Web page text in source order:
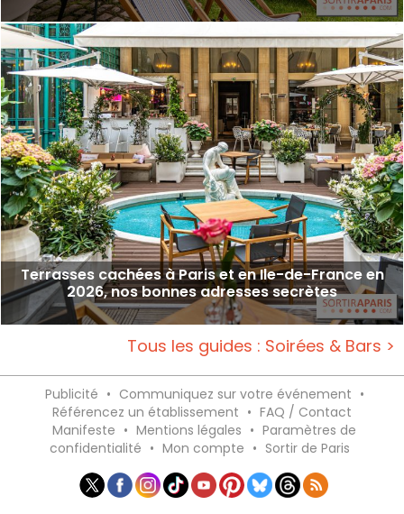
Terrasses cachées à Paris et en Ile-de-France en
2026, nos bonnes adresses secrètes
Tous les guides : Soirées & Bars >
Publicité • Communiquez sur votre événement •
Référencez un établissement • FAQ / Contact
Manifeste • Mentions légales • Paramètres de
confidentialité • Mon compte • Sortir de Paris